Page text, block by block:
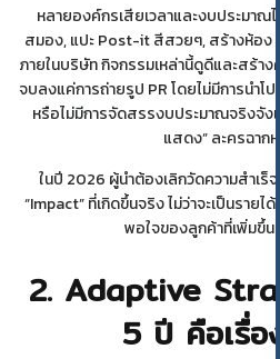
หลายองค์กรเสียเวลาและงบประมาณ
สมอง, แปะ Post-it สีสวยๆ, สร้างห้อง
ภายในบริษัท กิจกรรมเหล่านี้ดูดีและสร้าง
จบลงแค่การถ่ายรูป PR โดยไม่มีการนำโ
หรือไม่มีการจัดสรรงบประมาณจริงจัง
แสดง” ละครฉากห
ในปี 2026 ผู้นำต้องเลิกวัดความสำเร็จ
“Impact” ที่เกิดขึ้นจริง ไม่ว่าจะเป็นรายไ
พอใจของลูกค้าที่เพิ่มขึ้น
2. Adaptive
5 ปี คือเรื่อ